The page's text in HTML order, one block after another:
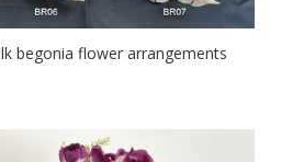
begonia flower arrangements